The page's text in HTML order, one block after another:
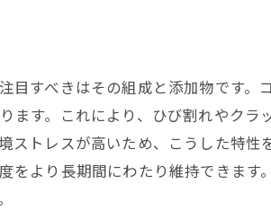
精度を高めるための技術
区での成功事例紹介
中に発生しうる課題とその解決策
技術を取り入れた施工法
特性を考慮した施工事例
語る練馬区におけるコンクリート施工
すべきはその組成と添加物です。
ます。これにより、ひび割れやク
ストレスが高いため、こうした特
をより長期間にわたり維持できま